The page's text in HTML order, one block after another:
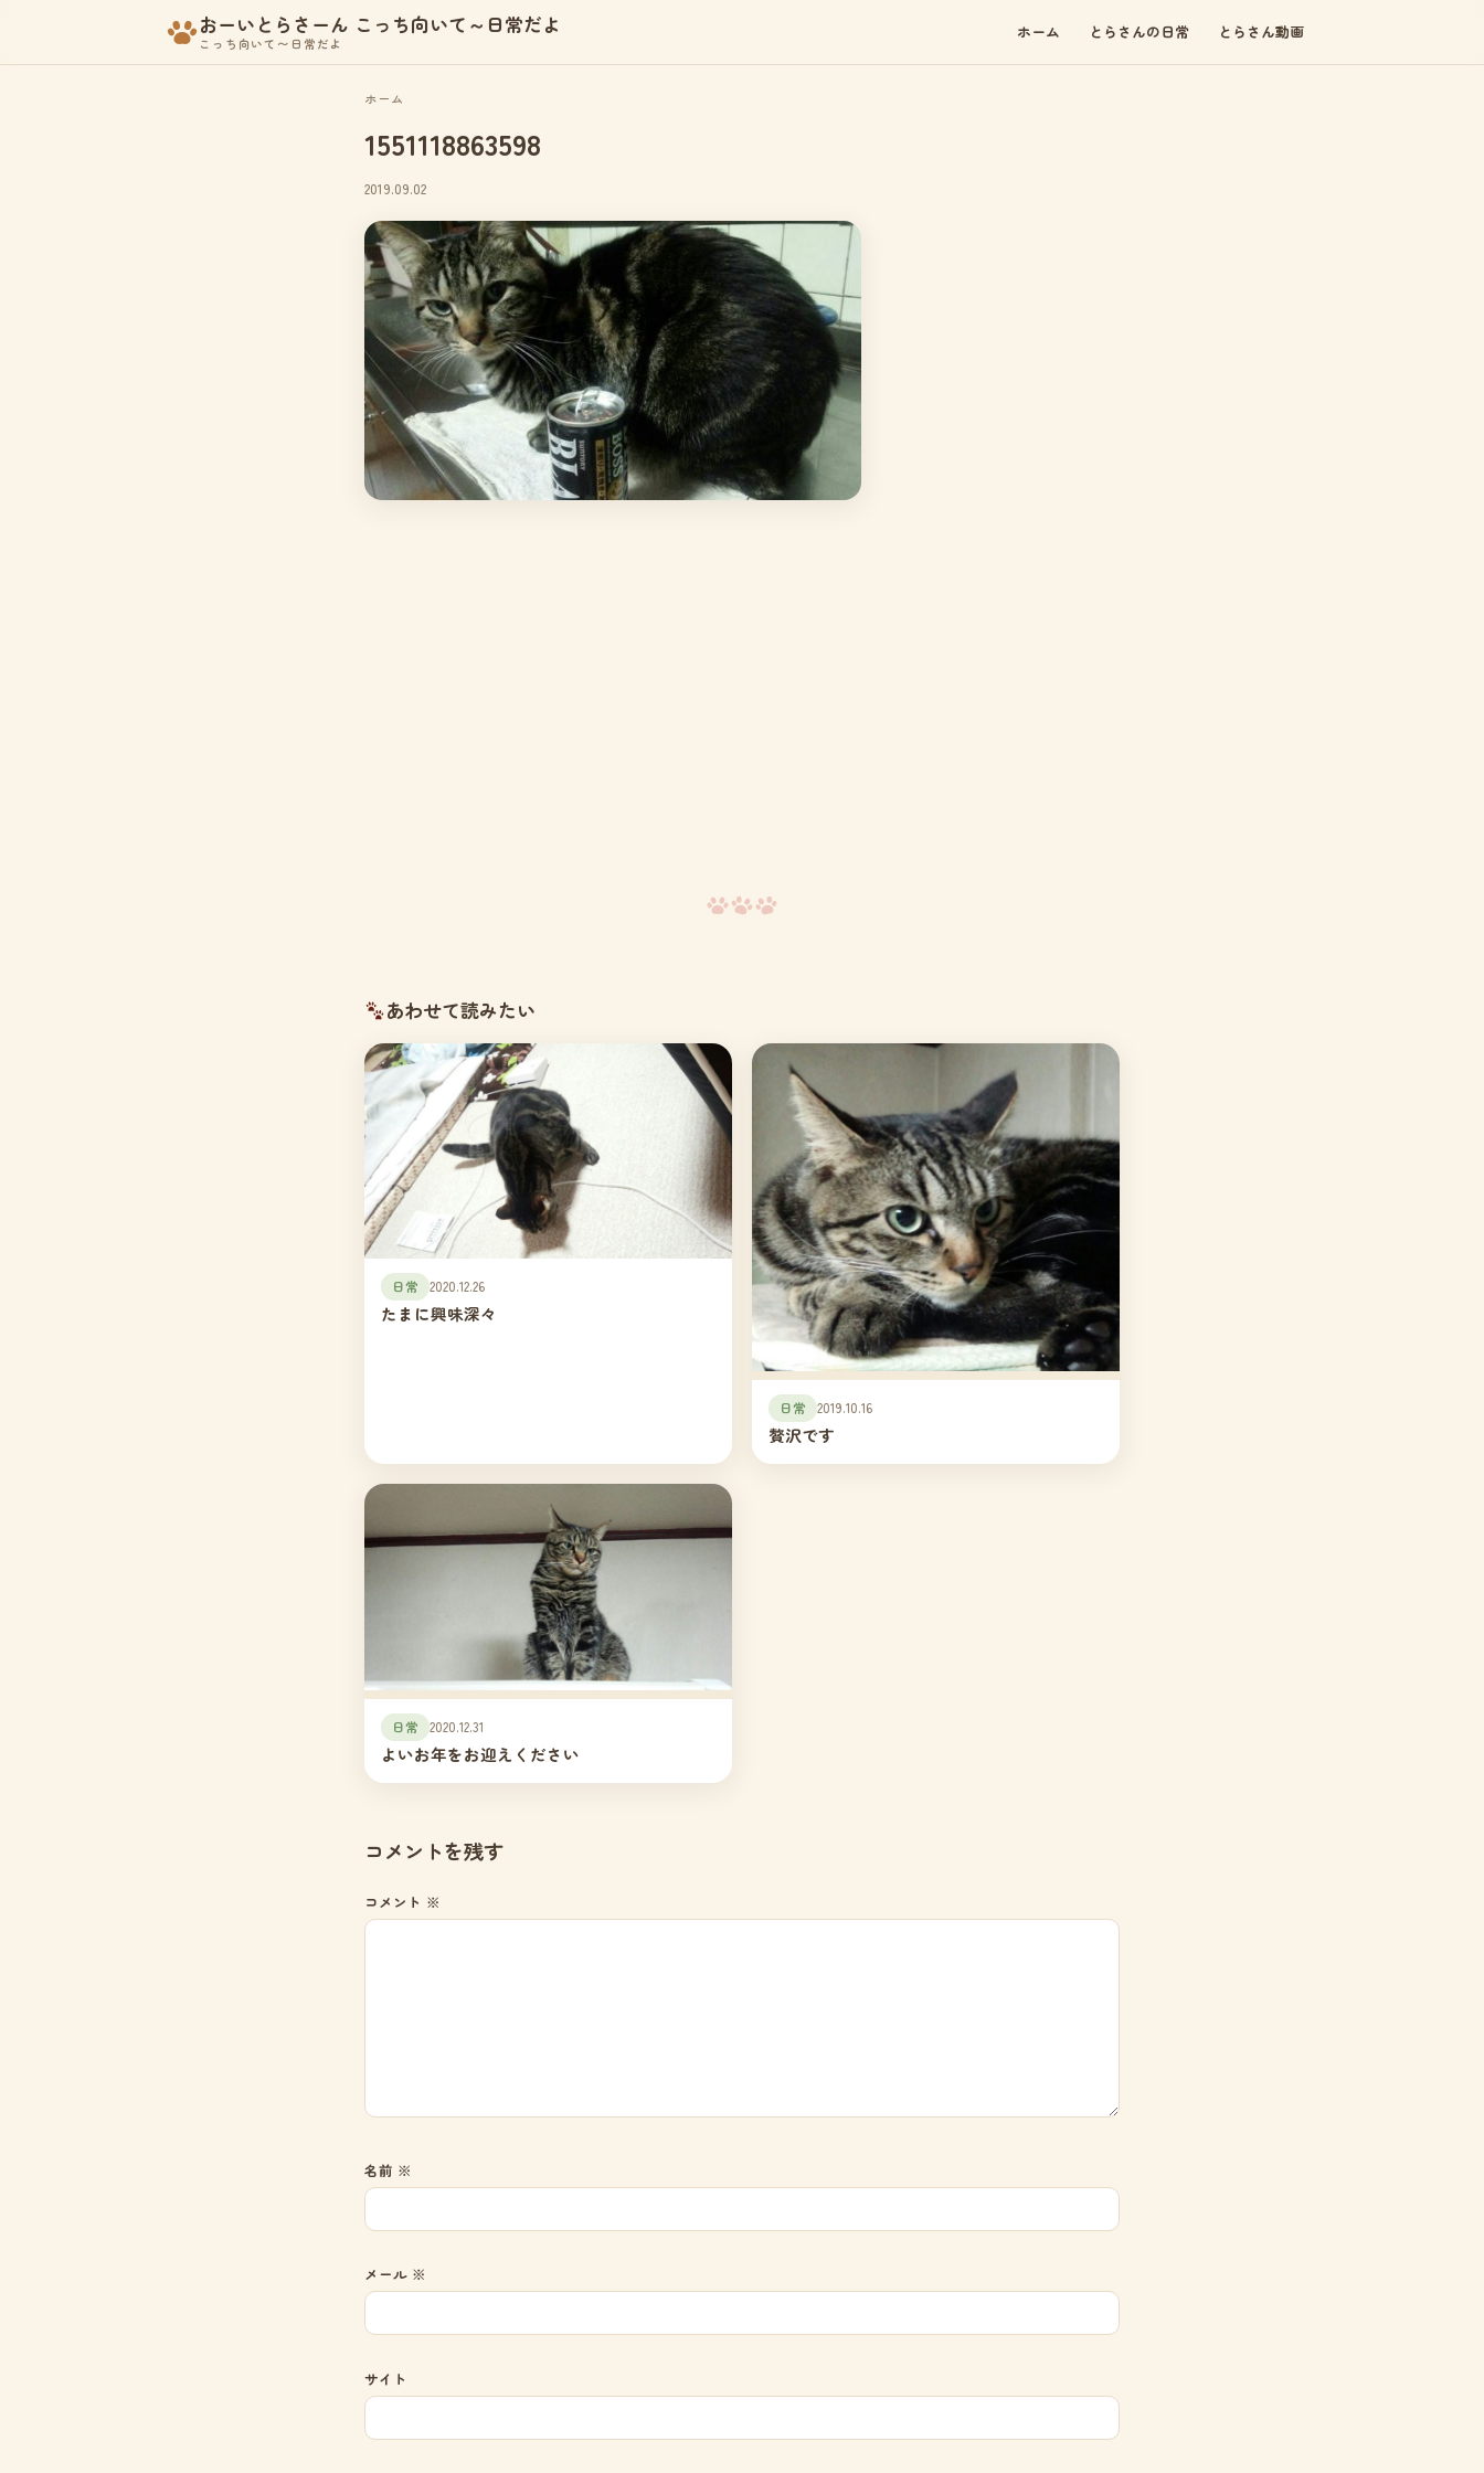
おーいとらさーん こっち向いて～日常だよ
こっち向いて〜日常だよ
ホーム とらさんの日常 とらさん動画
ホーム
1551118863598
2019.09.02
あわせて読みたい
日常 2020.12.26
たまに興味深々
日常 2019.10.16
贅沢です
日常 2020.12.31
よいお年をお迎えください
コメントを残す
コメント ※
名前 ※
メール ※
サイト